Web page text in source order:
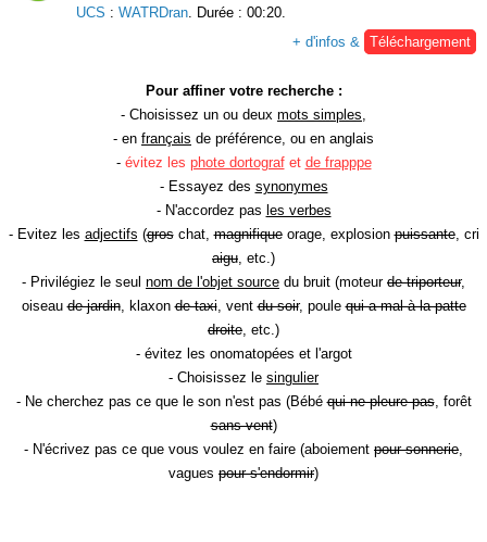
UCS : WATRDran . Durée : 00:20.
+ d'infos &
Téléchargement
Pour affiner votre recherche :
- Choisissez un ou deux mots simples
- en français de préférence, ou en anglais
- évitez les phote dortografet de frapppe
- Essayez des synonymes
- N'accordez pas les verbes
- Evitez les adjectifs (groschat,magnifiqueorage, explosionpuissante, cri
aigu , etc.)
- Privilégiez le seul nom de l'objet source du bruit (moteur de triporteur,
oiseaude jardin, klaxonde taxi, ventdu soir, poulequi a mal à la patte
droite , etc.)
- évitez les onomatopées et l'argot
- Choisissez le singulier
- Ne cherchez pas ce que le son n'est pas (Bébéqui ne pleure pas, forêt
sans vent)
- N'écrivez pas ce que vous voulez en faire (aboiement pour sonnerie
vagues pour s'endormir)